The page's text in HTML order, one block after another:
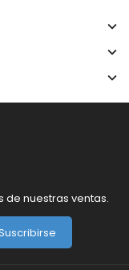
de nuestras ventas.